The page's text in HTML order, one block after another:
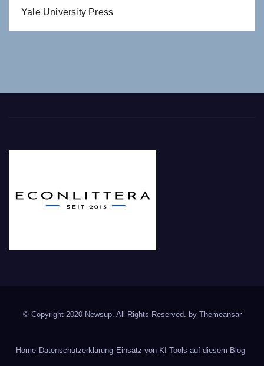
Yale University Press
© Copyright 2020 Newsup. All Rights Reserved. by Themeansar
Home Datenschutzerklärung Einsatz von KI-Tools auf diesem Blog